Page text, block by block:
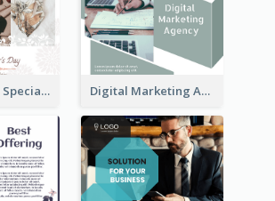
Mother's Day Special Sale Orange Facebook Post Digital Marketing Agency Green Facebook Post